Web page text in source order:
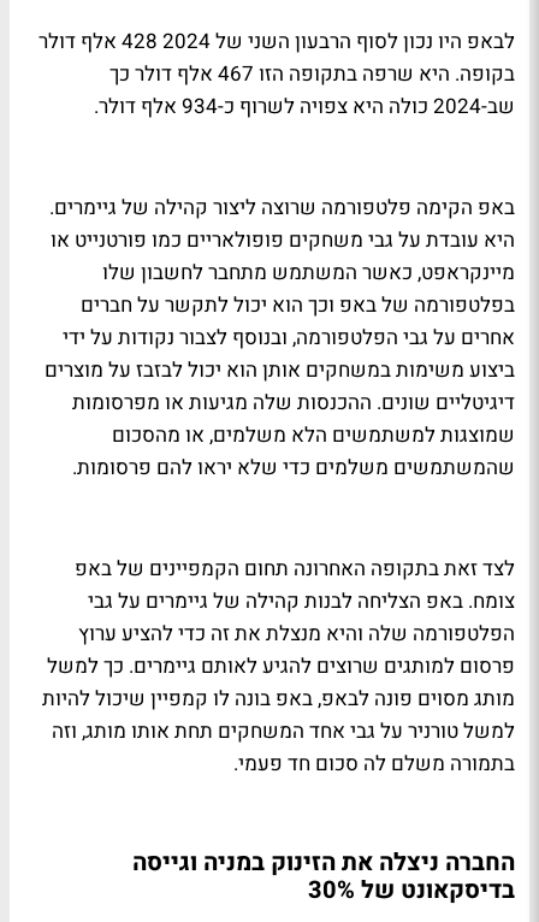
לבאפ היו נכון לסוף הרבעון השני של 2024 428 אלף דולר
בקופה. היא שרפה בתקופה הזו 467 אלף דולר כך
שב-2024 כולה היא צפויה לשרוף כ-934 אלף דולר.
באפ הקימה פלטפורמה שרוצה ליצור קהילה של גיימרים.
היא עובדת על גבי משחקים פופולאריים כמו פורטנייט או
מיינקראפט, כאשר המשתמש מתחבר לחשבון שלו
בפלטפורמה של באפ וכך הוא יכול לתקשר על חברים
אחרים על גבי הפלטפורמה, ובנוסף לצבור נקודות על ידי
ביצוע משימות במשחקים אותן הוא יכול לבזבז על מוצרים
דיגיטליים שונים. ההכנסות שלה מגיעות או מפרסומות
שמוצגות למשתמשים הלא משלמים, או מהסכום
שהמשתמשים משלמים כדי שלא יראו להם פרסומות.
לצד זאת בתקופה האחרונה תחום הקמפיינים של באפ
צומח. באפ הצליחה לבנות קהילה של גיימרים על גבי
הפלטפורמה שלה והיא מנצלת את זה כדי להציע ערוץ
פרסום למותגים שרוצים להגיע לאותם גיימרים. כך למשל
מותג מסוים פונה לבאפ, באפ בונה לו קמפיין שיכול להיות
למשל טורניר על גבי אחד המשחקים תחת אותו מותג, וזה
בתמורה משלם לה סכום חד פעמי.
החברה ניצלה את הזינוק במניה וגייסה
בדיסקאונט של 30%